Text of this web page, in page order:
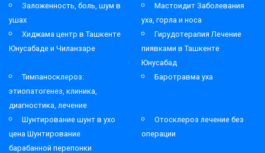
Заложенность, боль, шум в
ушах
Мастоидит Заболевания
уха, горла и носа
Хиджама центр в Ташкенте
Юнусабаде и Чиланзаре
Гирудотерапия Лечение
пиявками в Ташкенте
Юнусабад
Тимпаносклероз:
этиопатогенез, клиника,
диагностика, лечение
Баротравма уха
Шунтирование шунт в ухо
цена Шунтирование
барабанной перепонки
Отосклероз лечение без
операции